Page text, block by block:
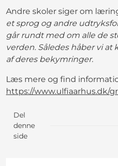
Andre skoler siger om
et sprog og andre
går rundt med om alle de
verden. Således håber vi
af deres bekymringer.
Læs mere og find
https://www.ulfiaarhus.dk/
Del
denne
side